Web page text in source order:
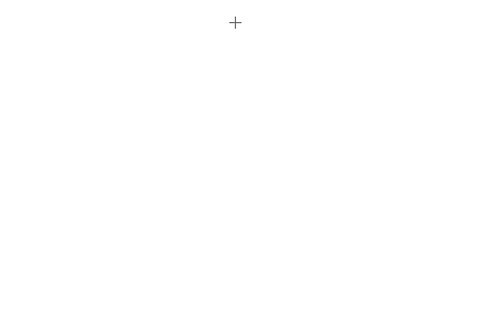
S 114, M 120, L 126, XL 132,
op lage temperatuur